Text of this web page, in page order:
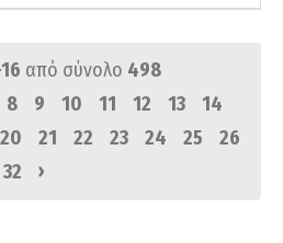
από σύνολο 498
8 9 10 11 12 13
14
20 21 22 23 24 25
26
32 ›